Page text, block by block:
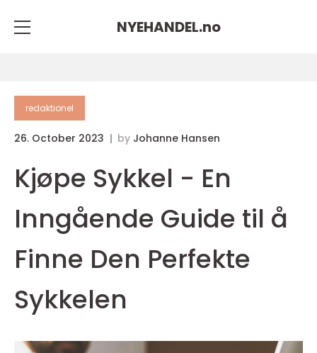
NYEHANDEL.no
redaktionel
26. October 2023 by Johanne Hansen
Kjøpe Sykkel - En
Inngående Guide til å
Finne Den Perfekte
Sykkelen